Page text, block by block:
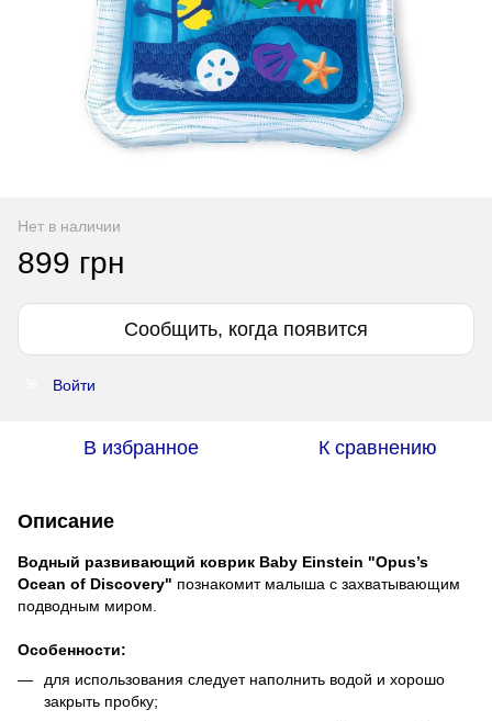
Нет в наличии
899 грн
Сообщить, когда появится
Войти
В избранное К сравнению
Описание
Водный развивающий коврик Baby Einstein "Opus’s
Ocean of Discovery" познакомит малыша с захватывающим
подводным миром.
Особенности:
для использования следует наполнить водой и хорошо
закрыть пробку;